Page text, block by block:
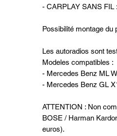
- CARPLAY SANS FIL
Possibilité montage du
Les autoradios sont
Modeles compatibles :
- Mercedes Benz ML
- Mercedes Benz GL
ATTENTION : Non
BOSE / Harman
euros).